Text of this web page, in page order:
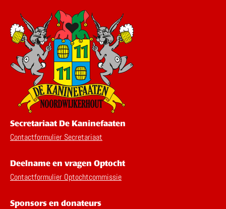
Secretariaat De Kaninefaaten
Contactformulier Secretariaat
Deelname en vragen Optocht
Contactformulier Optochtcommissie
Sponsors en donateurs